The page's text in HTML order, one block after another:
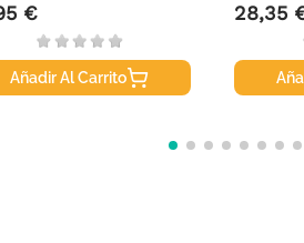
€
Añadir Al Carrito
Precio
28,35